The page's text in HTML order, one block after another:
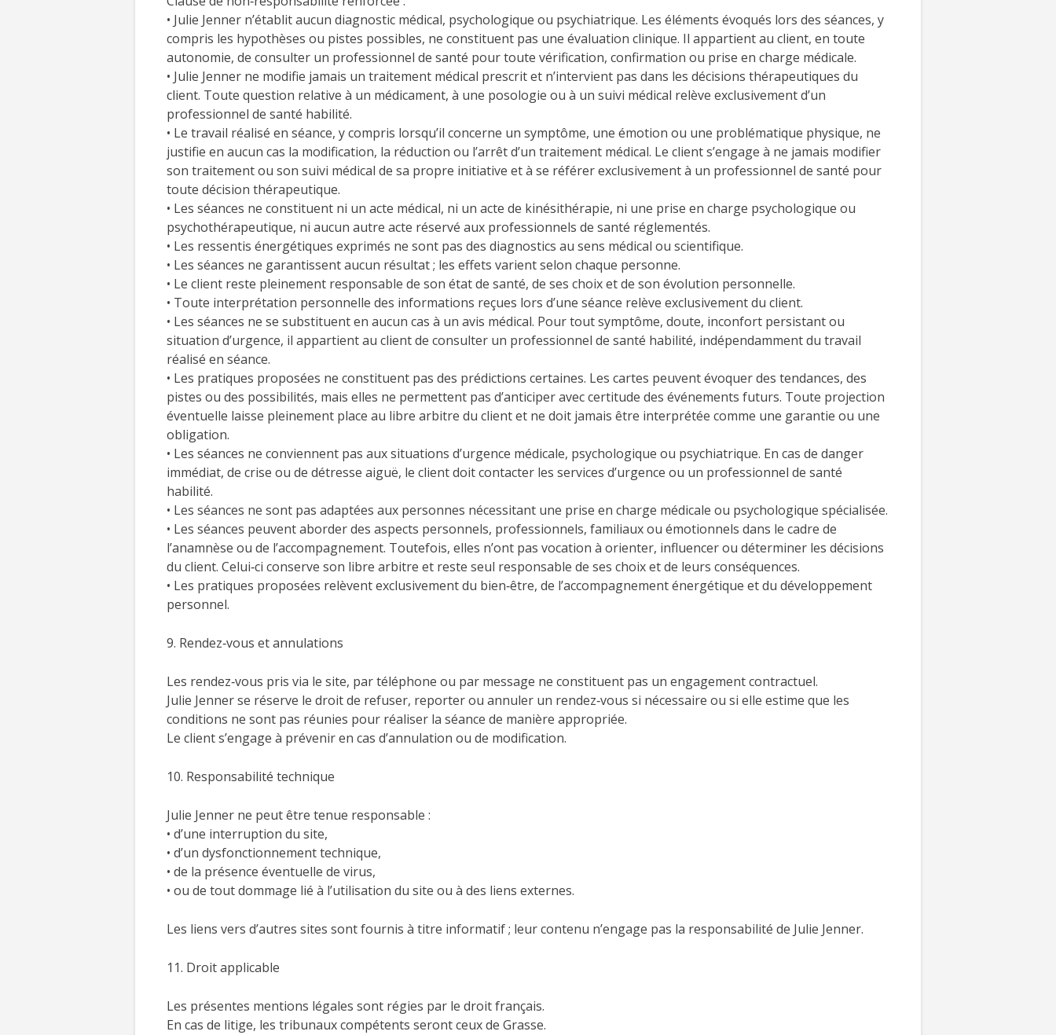
• Julie Jenner n’établit aucun diagnostic médical, psychologique ou psychiatrique. Les éléments évoqués lors des séances, y
compris les hypothèses ou pistes possibles, ne constituent pas une évaluation clinique. Il appartient au client, en toute
autonomie, de consulter un professionnel de santé pour toute vérification, confirmation ou prise en charge médicale.
• Julie Jenner ne modifie jamais un traitement médical prescrit et n’intervient pas dans les décisions thérapeutiques du
client. Toute question relative à un médicament, à une posologie ou à un suivi médical relève exclusivement d’un
professionnel de santé habilité.
• Le travail réalisé en séance, y compris lorsqu’il concerne un symptôme, une émotion ou une problématique physique, ne
justifie en aucun cas la modification, la réduction ou l’arrêt d’un traitement médical. Le client s’engage à ne jamais modifier
son traitement ou son suivi médical de sa propre initiative et à se référer exclusivement à un professionnel de santé pour
toute décision thérapeutique.
• Les séances ne constituent ni un acte médical, ni un acte de kinésithérapie, ni une prise en charge psychologique ou
psychothérapeutique, ni aucun autre acte réservé aux professionnels de santé réglementés.
• Les ressentis énergétiques exprimés ne sont pas des diagnostics au sens médical ou scientifique.
• Les séances ne garantissent aucun résultat ; les effets varient selon chaque personne.
• Le client reste pleinement responsable de son état de santé, de ses choix et de son évolution personnelle.
• Toute interprétation personnelle des informations reçues lors d’une séance relève exclusivement du client.
• Les séances ne se substituent en aucun cas à un avis médical. Pour tout symptôme, doute, inconfort persistant ou
situation d’urgence, il appartient au client de consulter un professionnel de santé habilité, indépendamment du travail
réalisé en séance.
• Les pratiques proposées ne constituent pas des prédictions certaines. Les cartes peuvent évoquer des tendances, des
pistes ou des possibilités, mais elles ne permettent pas d’anticiper avec certitude des événements futurs. Toute projection
éventuelle laisse pleinement place au libre arbitre du client et ne doit jamais être interprétée comme une garantie ou une
obligation.
• Les séances ne conviennent pas aux situations d’urgence médicale, psychologique ou psychiatrique. En cas de danger
immédiat, de crise ou de détresse aiguë, le client doit contacter les services d’urgence ou un professionnel de santé
habilité.
• Les séances ne sont pas adaptées aux personnes nécessitant une prise en charge médicale ou psychologique spécialisée.
• Les séances peuvent aborder des aspects personnels, professionnels, familiaux ou émotionnels dans le cadre de
l’anamnèse ou de l’accompagnement. Toutefois, elles n’ont pas vocation à orienter, influencer ou déterminer les décisions
du client. Celui‑ci conserve son libre arbitre et reste seul responsable de ses choix et de leurs conséquences.
• Les pratiques proposées relèvent exclusivement du bien‑être, de l’accompagnement énergétique et du développement
personnel.
9. Rendez‑vous et annulations
Les rendez‑vous pris via le site, par téléphone ou par message ne constituent pas un engagement contractuel.
Julie Jenner se réserve le droit de refuser, reporter ou annuler un rendez‑vous si nécessaire ou si elle estime que les
conditions ne sont pas réunies pour réaliser la séance de manière appropriée.
Le client s’engage à prévenir en cas d’annulation ou de modification.
10. Responsabilité technique
Julie Jenner ne peut être tenue responsable :
• d’une interruption du site,
• d’un dysfonctionnement technique,
• de la présence éventuelle de virus,
• ou de tout dommage lié à l’utilisation du site ou à des liens externes.
Les liens vers d’autres sites sont fournis à titre informatif ; leur contenu n’engage pas la responsabilité de Julie Jenner.
11. Droit applicable
Les présentes mentions légales sont régies par le droit français.
En cas de litige, les tribunaux compétents seront ceux de Grasse.